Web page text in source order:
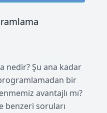
nedir? Şu ana kadar
bir
avantajlı mı?
benzeri soruları